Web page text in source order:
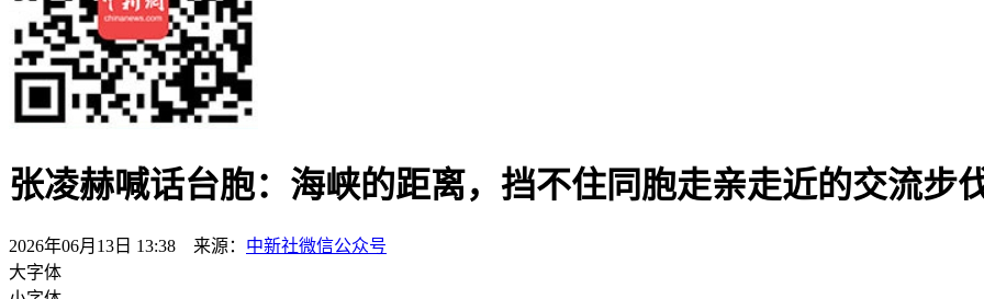
张凌赫喊话台胞：海峡的距离，挡不住同胞走亲走近的交流步
2026年06月13日 13:38 来源： 中新社微信公众号
大字体